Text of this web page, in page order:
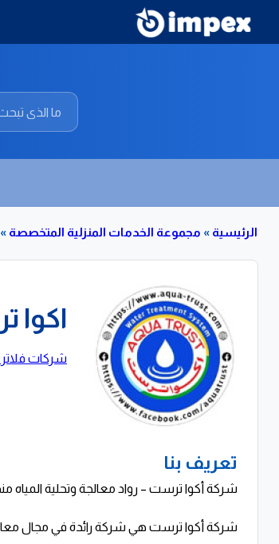
الرئيسية » مجموعة الخدمات المنزلية المتخصصة »
اكوا
شركات فلاتر
تعريف بنا
شركة أكوا ترست – رواد معالجة وتحلية المياه منذ